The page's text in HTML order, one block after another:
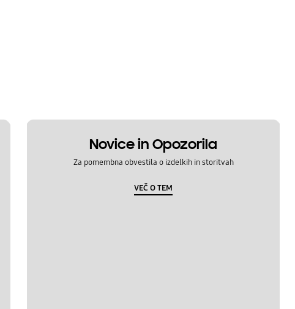
Novice in Opozorila
Za pomembna obvestila o izdelkih in storitvah
VEČ O TEM